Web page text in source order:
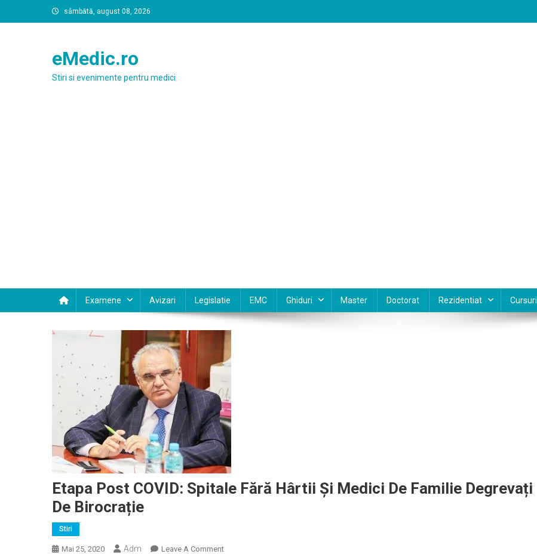
to
sâmbătă, august 08, 2026
eMedic.ro
Stiri si evenimente pentru medici
Examene Avizari Legislatie EMC Ghiduri Master Doctorat Rezidentiat Cursuri
Etapa Post COVID: Spitale Fără Hârtii Și Medici De Familie Degrevați
De Birocrație
Stiri
Mai 25, 2020 Adm Leave A CommentOn